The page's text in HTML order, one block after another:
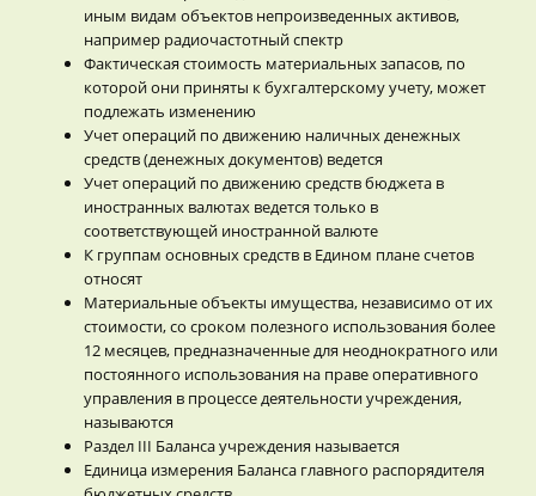
иным видам объектов непроизведенных активов,
например радиочастотный спектр
Фактическая стоимость материальных запасов, по
которой они приняты к бухгалтерскому учету, может
подлежать изменению
Учет операций по движению наличных денежных
средств (денежных документов) ведется
Учет операций по движению средств бюджета в
иностранных валютах ведется только в
соответствующей иностранной валюте
К группам основных средств в Едином плане счетов
относят
Материальные объекты имущества, независимо от их
стоимости, со сроком полезного использования более
12 месяцев, предназначенные для неоднократного или
постоянного использования на праве оперативного
управления в процессе деятельности учреждения,
называются
Раздел III Баланса учреждения называется
Единица измерения Баланса главного распорядителя